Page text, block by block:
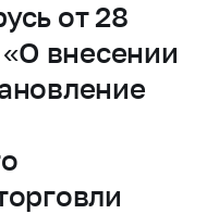
от 28
внесении